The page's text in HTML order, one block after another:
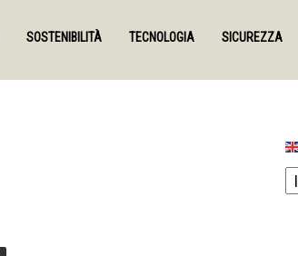
SOSTENIBILITÀ TECNOLOGIA SICUREZZA